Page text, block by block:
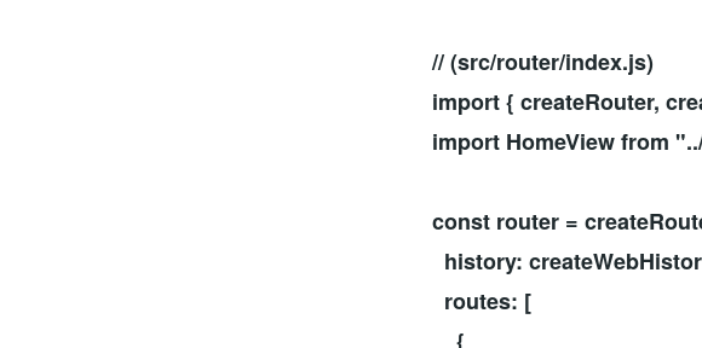
// (src/router/index.js)
import { createRouter,
import HomeView from
const router =
history:
routes: [
{